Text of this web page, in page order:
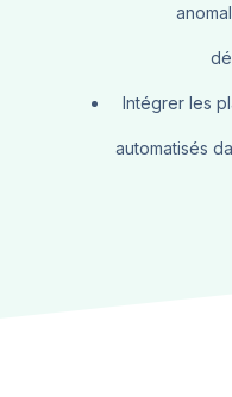
Intégrer les
automatisés